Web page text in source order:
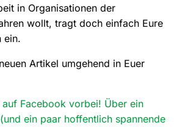
in Organisationen der
wollt, tragt doch einfach Eure
ein.
Artikel umgehend in Euer
auf Facebook vorbei! Über ein
ein paar hoffentlich spannende